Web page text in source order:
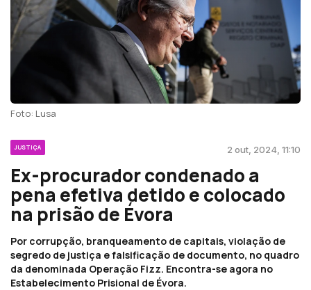
Foto: Lusa
JUSTIÇA 2 out, 2024, 11:10
Ex-procurador condenado a
pena efetiva detido e colocado
na prisão de Évora
Por corrupção, branqueamento de capitais, violação de
segredo de justiça e falsificação de documento, no quadro
da denominada Operação Fizz. Encontra-se agora no
Estabelecimento Prisional de Évora.